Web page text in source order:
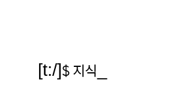
[t:/]$ 지식